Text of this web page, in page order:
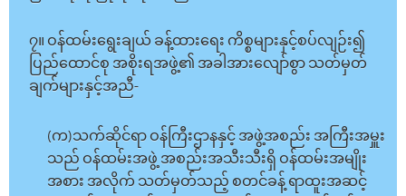
၇။ ဝန်ထမ်းရွေးချယ် ခန့်ထားရေး ကိစ္စများနှင့်စပ်လျဉ်း၍
ပြည်ထောင်စု အစိုးရအဖွဲ့၏ အခါအားလျော်စွာ သတ်မှတ်
ချက်များနှင့်အညီ-
(က)သက်ဆိုင်ရာ ဝန်ကြီးဌာနနှင့် အဖွဲ့အစည်း အကြီးအမှူး
သည် ဝန်ထမ်းအဖွဲ့ အစည်းအသီးသီးရှိ ဝန်ထမ်းအမျိုး
အစား အလိုက် သတ်မှတ်သည့် စတင်ခန့် ရာထူးအဆင့်